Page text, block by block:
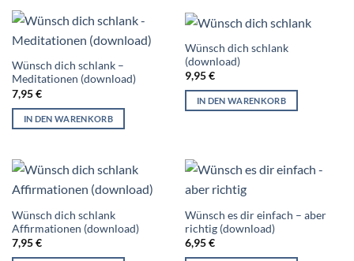
Wünsch dich schlank –
Meditationen (download)
7,95€
IN DEN WARENKORB
Wünsch dich schlank
(download)
9,95€
IN DEN WARENKORB
Wünsch dich schlank
Affirmationen (download)
7,95€
Wünsch es dir einfach – aber
richtig (download)
6,95€